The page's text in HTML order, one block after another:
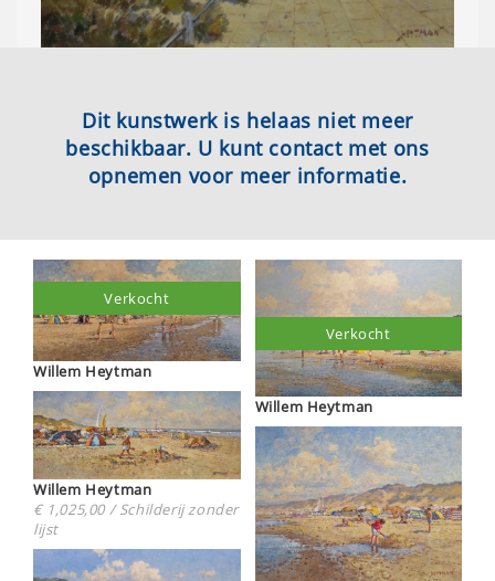
Dit kunstwerk is helaas niet meer
beschikbaar. U kunt contact met ons
opnemen voor meer informatie.
Willem Heytman
Verkocht
Willem Heytman
€ 1,025,00 / Schilderij zonder
lijst
Willem Heytman
Verkocht